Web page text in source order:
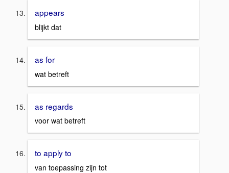
appears
blijkt dat
as for
wat betreft
as regards
voor wat betreft
to apply to
van toepassing zijn tot